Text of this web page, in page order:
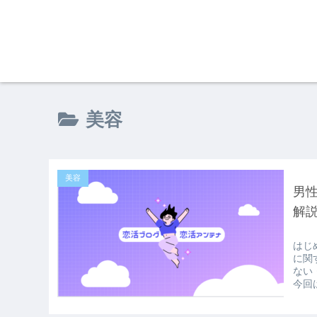
美容
美容
男
解説
はじ
に関
ない
今回